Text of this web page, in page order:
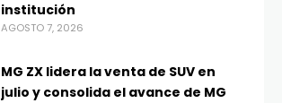
institución
AGOSTO 7, 2026
MG ZX lidera la venta de SUV en
julio y consolida el avance de MG